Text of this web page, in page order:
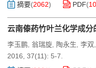
摘要(2062) PDF(
云南傣药竹叶兰化学成分
李玉鹏, 翁瑞旋, 陶永生, 李双,
2016, 37(11): 5-7.